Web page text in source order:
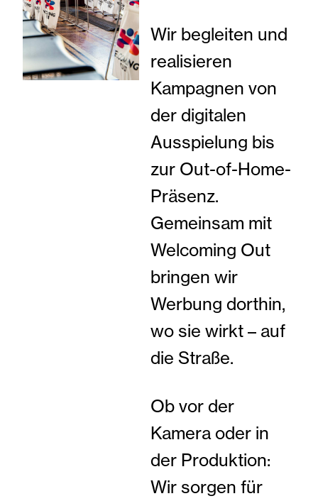
Wir begleiten und
realisieren
Kampagnen von
der digitalen
Ausspielung bis
zur Out-of-Home-
Präsenz.
Gemeinsam mit
Welcoming Out
bringen wir
Werbung dorthin,
wo sie wirkt – auf
die Straße.
Ob vor der
Kamera oder in
der Produktion:
Wir sorgen für